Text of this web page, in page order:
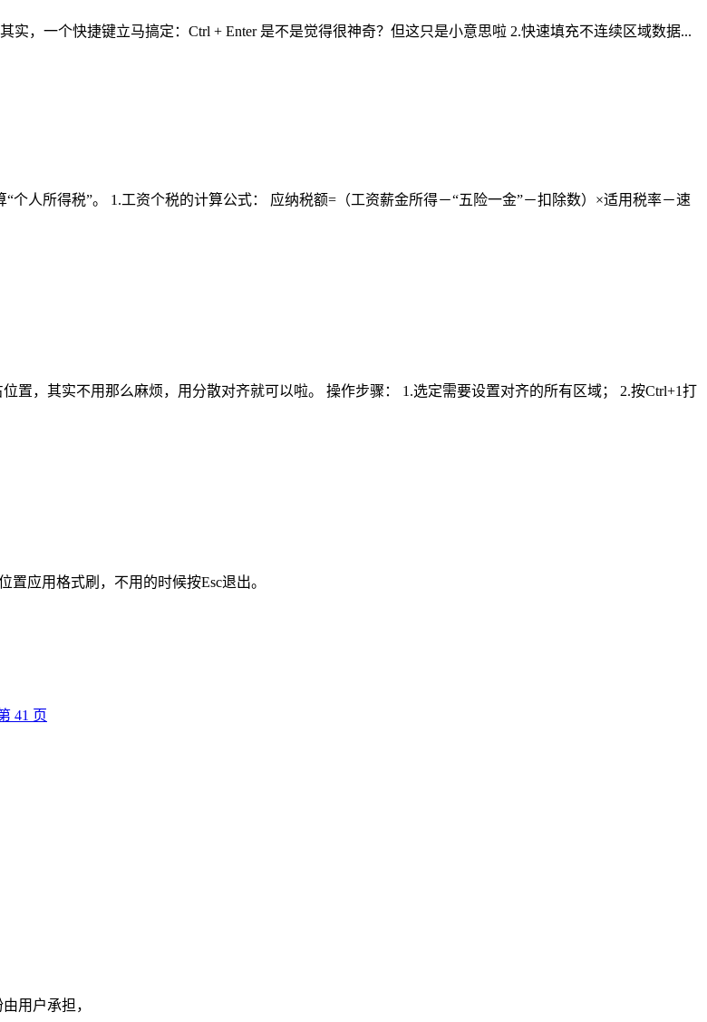
，一个快捷键立马搞定：Ctrl + Enter 是不是觉得很神奇？但这只是小意思啦 2.快速填充不连续区域数据...
人所得税”。 1.工资个税的计算公式： 应纳税额=（工资薪金所得－“五险一金”－扣除数）×适用税率－速
置，其实不用那么麻烦，用分散对齐就可以啦。 操作步骤： 1.选定需要设置对齐的所有区域； 2.按Ctrl+1打
应用格式刷，不用的时候按Esc退出。
41 页
用户承担，